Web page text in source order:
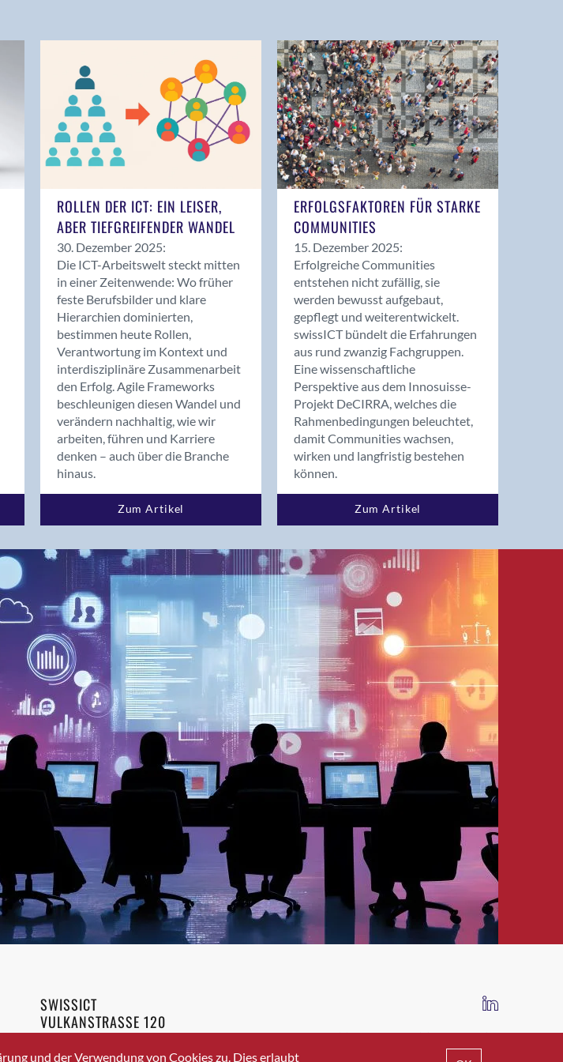
Andelfingen
Balsthal
Balzers
Bassersdorf
Benken (SG)
Bergdietikon
Bern - Liebefeld
Bolligen
Bonaduz
Bonstetten
Bottighofen
Bremgarten bei Bern
Brig-Glis
Bronschhofen
Brugg AG
Brütten
Bubendorf
Buchs (SG)
Bäretswil
Bülach
Cazis
Cham
Davos Platz
Davos Platz 1
ROLLEN DER ICT: EIN LEISER,
ABER TIEFGREIFENDER WANDEL
30. Dezember 2025:
Die ICT-Arbeitswelt steckt mitten
in einer Zeitenwende: Wo früher
feste Berufsbilder und klare
Hierarchien dominierten,
bestimmen heute Rollen,
Verantwortung im Kontext und
interdisziplinäre Zusammenarbeit
den Erfolg. Agile Frameworks
beschleunigen diesen Wandel und
verändern nachhaltig, wie wir
arbeiten, führen und Karriere
denken – auch über die Branche
hinaus.
Zum Artikel
ERFOLGSFAKTOREN FÜR STARKE
COMMUNITIES
15. Dezember 2025:
Erfolgreiche Communities
entstehen nicht zufällig, sie
werden bewusst aufgebaut,
gepflegt und weiterentwickelt.
swissICT bündelt die Erfahrungen
aus rund zwanzig Fachgruppen.
Eine wissenschaftliche
Perspektive aus dem Innosuisse-
Projekt DeCIRRA, welches die
Rahmenbedingungen beleuchtet,
damit Communities wachsen,
wirken und langfristig bestehen
können.
Zum Artikel
SWISSICT
VULKANSTRASSE 120
8048 ZURICH
IMPRESSUM DATENSCHUTZ AGB
und der Verwendung von Cookies zu. Dies erlaubt